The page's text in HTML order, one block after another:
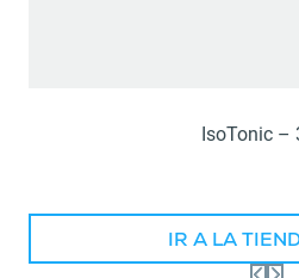
IsoTonic –
IR A LA